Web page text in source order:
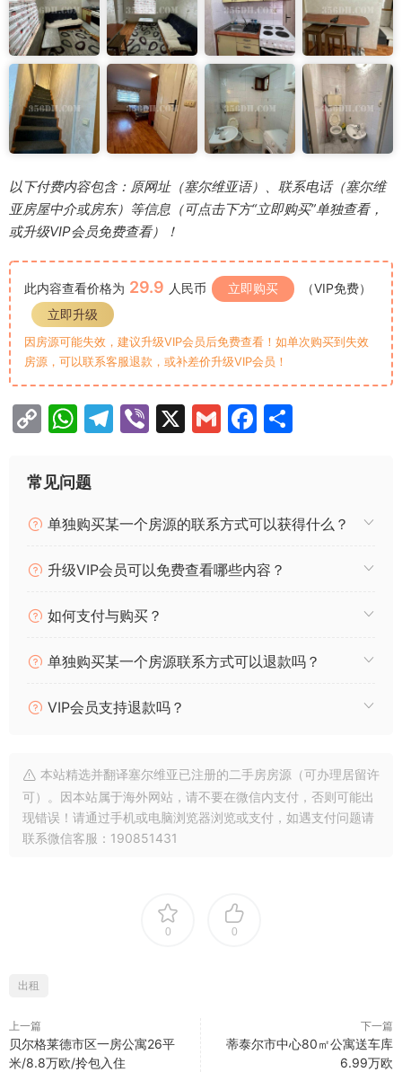
以下付费内容包含：原网址（塞尔维亚语）、联系电话（塞尔维
亚房屋中介或房东）等信息（可点击下方“立即购买”单独查看，
或升级VIP会员免费查看）！
此内容查看价格为 29.9 人民币 立即购买
（VIP免费）
立即升级
因房源可能失效，建议升级VIP会员后免费查看！如单次购买到失效
房源，可以联系客服退款，或补差价升级VIP会员！
C
p
Li
n
W
at
A
p
T
a
m
Vi X
G
F
b
o
常见问题
单独购买某一个房源的联系方式可以获得什么？
升级VIP会员可以免费查看哪些内容？
如何支付与购买？
单独购买某一个房源联系方式可以退款吗？
VIP会员支持退款吗？
本站精选并翻译塞尔维亚已注册的二手房房源（可办理居留许
可）。因本站属于海外网站，请不要在微信内支付，否则可能出
现错误！请通过手机或电脑浏览器浏览或支付，如遇支付问题请
联系微信客服：190851431
0 0
出租
上一篇
贝尔格莱德市区一房公寓26平
米/8.8万欧/拎包入住
下一篇
蒂泰尔市中心80㎡公寓送车库
6.99万欧